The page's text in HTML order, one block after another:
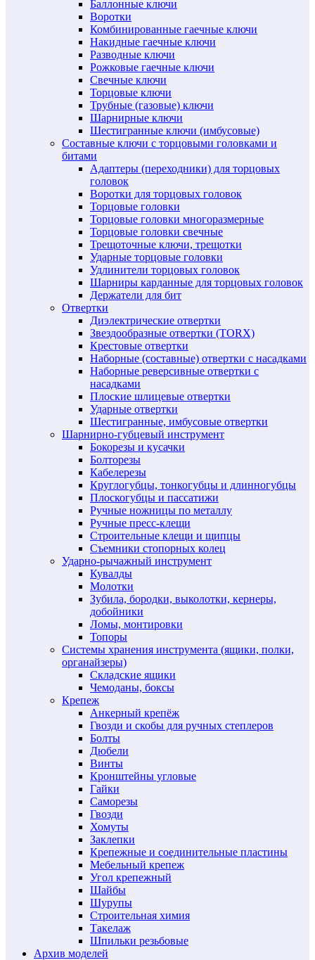
Баллонные ключи
Воротки
Комбинированные гаечные ключи
Накидные гаечные ключи
Разводные ключи
Рожковые гаечные ключи
Свечные ключи
Торцовые ключи
Трубные (газовые) ключи
Шарнирные ключи
Шестигранные ключи (имбусовые)
Составные ключи с торцовыми головками и
битами
Адаптеры (переходники) для торцовых
головок
Воротки для торцовых головок
Торцовые головки
Торцовые головки многоразмерные
Торцовые головки свечные
Трещоточные ключи, трещотки
Ударные торцовые головки
Удлинители торцовых головок
Шарниры карданные для торцовых головок
Держатели для бит
Отвертки
Диэлектрические отвертки
Звездообразные отвертки (TORX)
Крестовые отвертки
Наборные (составные) отвертки с насадками
Наборные реверсивные отвертки с
насадками
Плоские шлицевые отвертки
Ударные отвертки
Шестигранные, имбусовые отвертки
Шарнирно-губцевый инструмент
Бокорезы и кусачки
Болторезы
Кабелерезы
Круглогубцы, тонкогубцы и длинногубцы
Плоскогубцы и пассатижи
Ручные ножницы по металлу
Ручные пресс-клещи
Строительные клещи и щипцы
Съемники стопорных колец
Ударно-рычажный инструмент
Кувалды
Молотки
Зубила, бородки, выколотки, кернеры,
добойники
Ломы, монтировки
Топоры
Системы хранения инструмента (ящики, полки,
органайзеры)
Складские ящики
Чемоданы, боксы
Крепеж
Анкерный крепёж
Гвозди и скобы для ручных степлеров
Болты
Дюбели
Винты
Кронштейны угловые
Гайки
Саморезы
Гвозди
Хомуты
Заклепки
Крепежные и соединительные пластины
Мебельный крепеж
Угол крепежный
Шайбы
Шурупы
Строительная химия
Такелаж
Шпильки резьбовые
Архив моделей